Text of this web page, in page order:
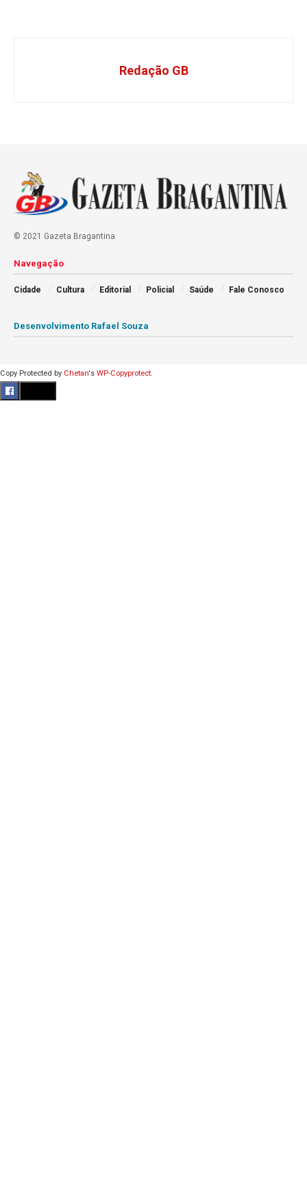
Redação GB
© 2021 Gazeta Bragantina
Navegação
Cidade Cultura Editorial Policial Saúde Fale Conosco
Desenvolvimento Rafael Souza
Copy Protected by Chetan's WP-Copyprotect.